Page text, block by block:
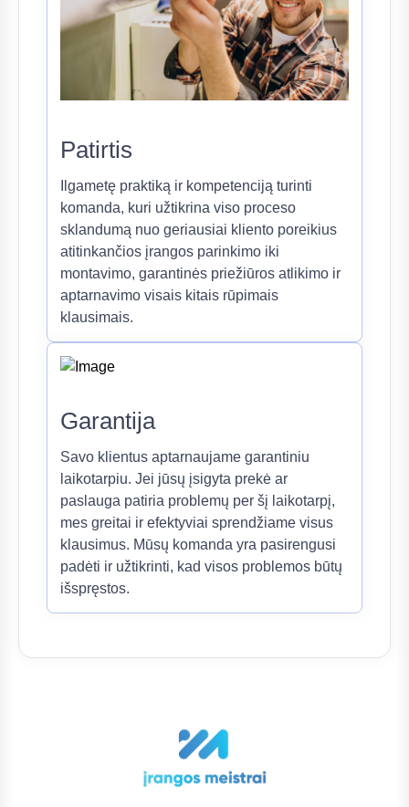
Patirtis
Ilgametę praktiką ir kompetenciją turinti
komanda, kuri užtikrina viso proceso
sklandumą nuo geriausiai kliento poreikius
atitinkančios įrangos parinkimo iki
montavimo, garantinės priežiūros atlikimo ir
aptarnavimo visais kitais rūpimais
klausimais.
Garantija
Savo klientus aptarnaujame garantiniu
laikotarpiu. Jei jūsų įsigyta prekė ar
paslauga patiria problemų per šį laikotarpį,
mes greitai ir efektyviai sprendžiame visus
klausimus. Mūsų komanda yra pasirengusi
padėti ir užtikrinti, kad visos problemos būtų
išspręstos.